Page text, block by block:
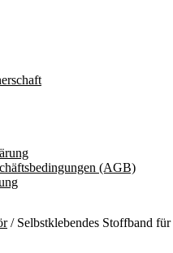
(AGB)
/ Selbstklebendes Stoffband